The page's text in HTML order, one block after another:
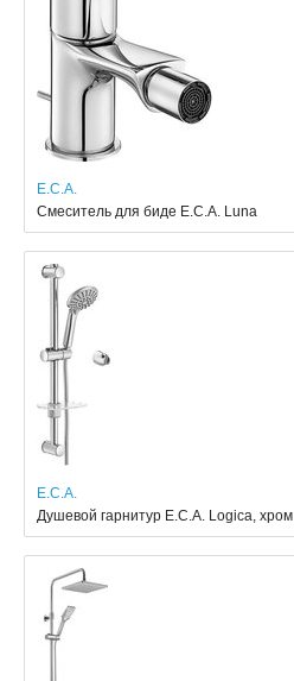
E.C.A.
Смеситель для биде E.C.A. Luna
E.C.A.
Душевой гарнитур E.C.A. Logica, хром